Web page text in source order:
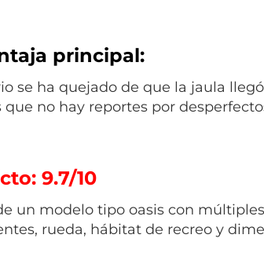
principal:
se ha quejado de que la jaula
que no hay reportes por
9.7/10
un modelo tipo oasis con
rueda, hábitat de recreo y